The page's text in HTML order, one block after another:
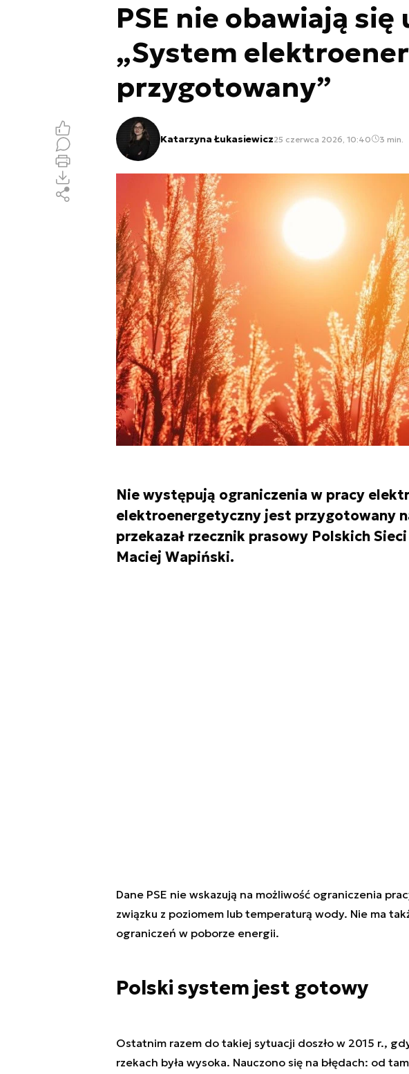
PSE nie obawiają się
„System
przygotowany”
Katarzyna Łukasiewicz25 czerwca 2026, 10:40 3 min.
Nie występują ograniczenia w pracy
elektroenergetyczny jest przygotowany
przekazał rzecznik prasowy Polskich
Maciej Wapiński.
Dane PSE nie wskazują na możliwość ograniczenia
związku z poziomem lub temperaturą wody. Nie ma
ograniczeń w poborze energii.
Polski system jest gotowy
Ostatnim razem do takiej sytuacji doszło w 2015 r.,
rzekach była wysoka. Nauczono się na błędach: od